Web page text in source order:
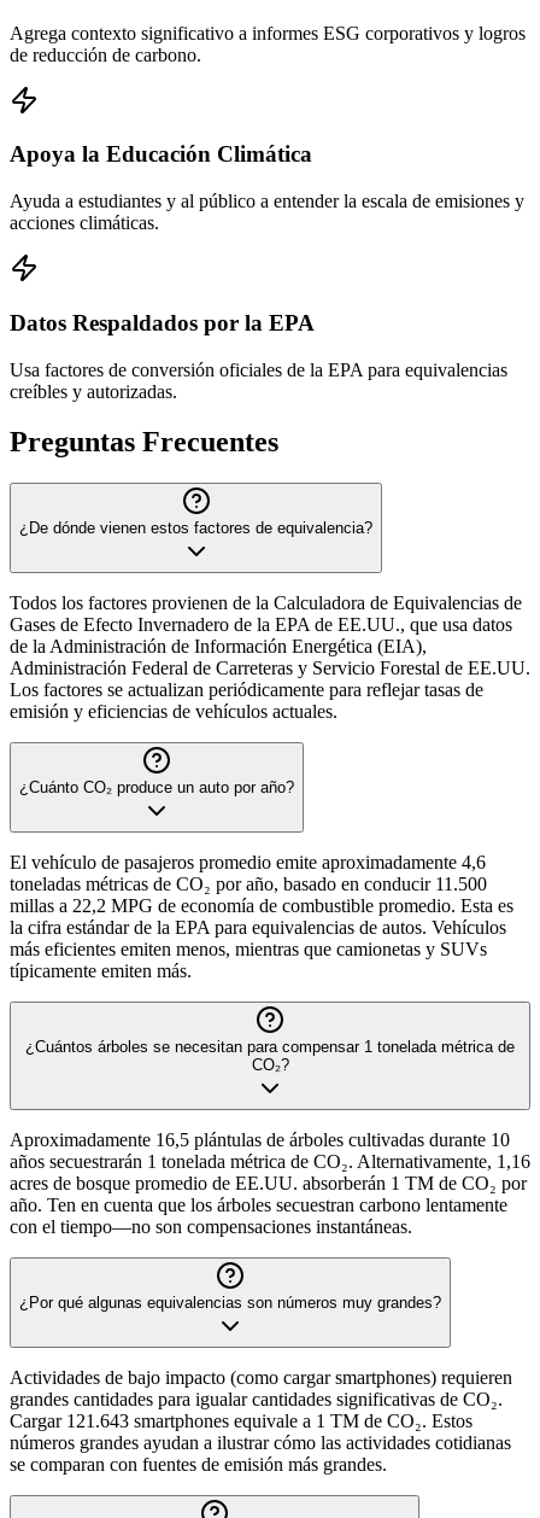
Agrega contexto significativo a informes ESG corporativos y logros
de reducción de carbono.
Apoya la Educación Climática
Ayuda a estudiantes y al público a entender la escala de emisiones y
acciones climáticas.
Datos Respaldados por la EPA
Usa factores de conversión oficiales de la EPA para equivalencias
creíbles y autorizadas.
Preguntas Frecuentes
¿De dónde vienen estos factores de equivalencia?
Todos los factores provienen de la Calculadora de Equivalencias de
Gases de Efecto Invernadero de la EPA de EE.UU., que usa datos
de la Administración de Información Energética (EIA),
Administración Federal de Carreteras y Servicio Forestal de EE.UU.
Los factores se actualizan periódicamente para reflejar tasas de
emisión y eficiencias de vehículos actuales.
¿Cuánto CO₂ produce un auto por año?
El vehículo de pasajeros promedio emite aproximadamente 4,6
toneladas métricas de CO₂ por año, basado en conducir 11.500
millas a 22,2 MPG de economía de combustible promedio. Esta es
la cifra estándar de la EPA para equivalencias de autos. Vehículos
más eficientes emiten menos, mientras que camionetas y SUVs
típicamente emiten más.
¿Cuántos árboles se necesitan para compensar 1 tonelada métrica de
CO₂?
Aproximadamente 16,5 plántulas de árboles cultivadas durante 10
años secuestrarán 1 tonelada métrica de CO₂. Alternativamente, 1,16
acres de bosque promedio de EE.UU. absorberán 1 TM de CO₂ por
año. Ten en cuenta que los árboles secuestran carbono lentamente
con el tiempo—no son compensaciones instantáneas.
¿Por qué algunas equivalencias son números muy grandes?
Actividades de bajo impacto (como cargar smartphones) requieren
grandes cantidades para igualar cantidades significativas de CO₂.
Cargar 121.643 smartphones equivale a 1 TM de CO₂. Estos
números grandes ayudan a ilustrar cómo las actividades cotidianas
se comparan con fuentes de emisión más grandes.